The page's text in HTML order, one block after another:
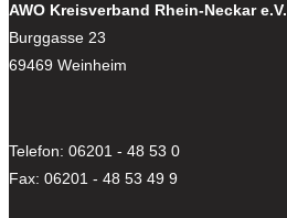
AWO Kreisverband Rhein-Neckar e.V.
Burggasse 23
69469 Weinheim
Telefon: 06201 - 48 53 0
Fax: 06201 - 48 53 49 9